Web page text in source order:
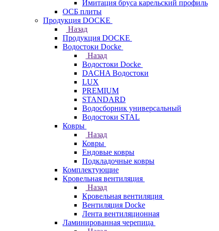
Имитация бруса карельский профиль
ОСБ плиты
Продукция DOCKE
Назад
Продукция DOCKE
Водостоки Docke
Назад
Водостоки Docke
DACHA Водостоки
LUX
PREMIUM
STANDARD
Водосборник универсальный
Водостоки STAL
Ковры
Назад
Ковры
Ендовые ковры
Подкладочные ковры
Комплектующие
Кровельная вентиляция
Назад
Кровельная вентиляция
Вентиляция Docke
Лента вентиляционная
Ламинированная черепица